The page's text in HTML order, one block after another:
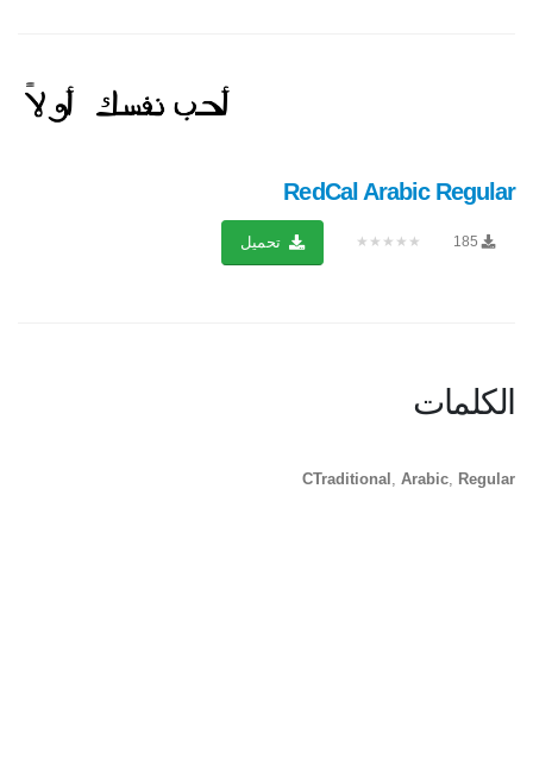
RedCal Arabic Regular
185
★★★★★ تحميل
الكلمات
CTraditional Arabic Regular